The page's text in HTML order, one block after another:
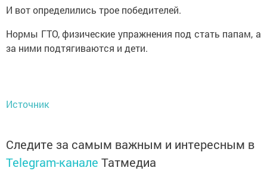
И вот определились трое победителей.
Нормы ГТО, физические упражнения под стать папам, а
за ними подтягиваются и дети.
Источник
Следите за самым важным и интересным в
Telegram-канале Татмедиа